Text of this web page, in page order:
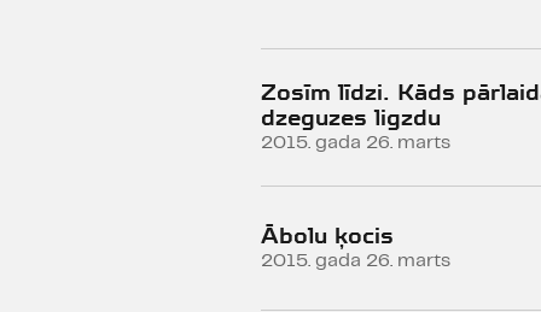
Zosīm līdzi. Kāds
dzeguzes ligzdu
2015. gada 26. marts
Ābolu ķocis
2015. gada 26. marts